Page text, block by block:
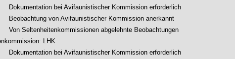
Dokumentation bei Avifaunistischer Kommission erforderlich
Beobachtung von Avifaunistischer Kommission anerkannt
Von Seltenheitenkommissionen abgelehnte Beobachtungen
LHK
Dokumentation bei Avifaunistischer Kommission erforderlich